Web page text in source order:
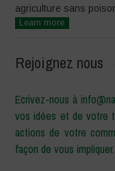
agriculture sans
Learn more
Rejoignez nous
Ecrivez-nous à
vos idées et de votre
actions de votre
façon de vous impliquer.